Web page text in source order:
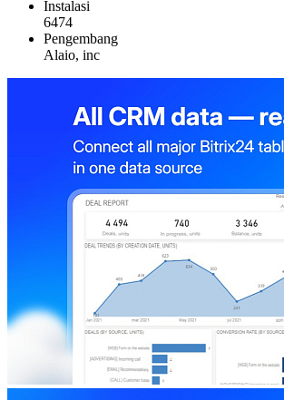
Instalasi
6474
Pengembang
Alaio, inc